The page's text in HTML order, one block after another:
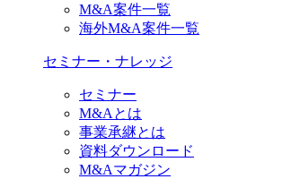
M&A案件一覧
海外M&A案件一覧
セミナー・ナレッジ
セミナー
M&Aとは
事業承継とは
資料ダウンロード
M&Aマガジン